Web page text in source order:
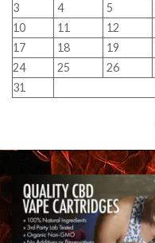
3
4 5
10
11 12
17
18 19
24
25 26
31